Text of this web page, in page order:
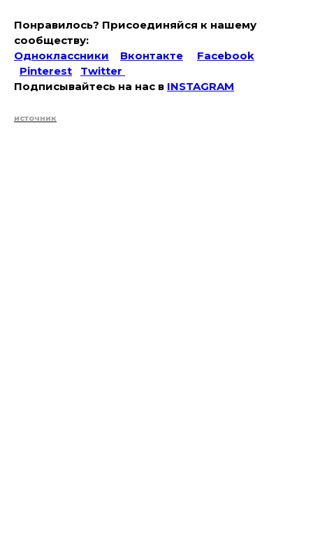
Понравилось? Присоединяйся к нашему
сообществу:
Одноклассники
Вконтакте
Facebook
Pinterest
Twitter
Подписывайтесь на наc в INSTAGRAM
источник